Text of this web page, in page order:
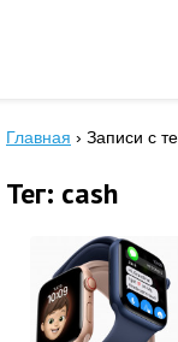
Главная › Записи с
Тег: cash